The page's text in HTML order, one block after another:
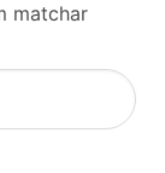
matchar